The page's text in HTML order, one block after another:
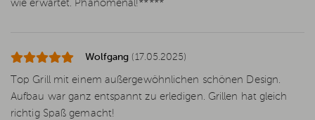
wie erwartet. Phänomenal!*****
Wolfgang (17.05.2025)
Top Grill mit einem außergewöhnlichen schönen Design.
Aufbau war ganz entspannt zu erledigen. Grillen hat gleich
richtig Spaß gemacht!